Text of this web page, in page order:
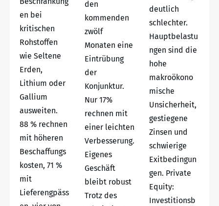
en bei
kritischen
Rohstoffen
wie Seltene
Erden,
Lithium oder
Gallium
ausweiten.
88 % rechnen
mit höheren
Beschaffungs
kosten, 71 %
mit
Lieferengpäss
den
kommenden
zwölf
Monaten eine
Eintrübung
der
Konjunktur.
Nur 17%
rechnen mit
einer leichten
Verbesserung.
Eigenes
Geschäft
bleibt robust
Trotz des
deutlich
schlechter.
Hauptbelastu
ngen sind die
hohe
makroökono
mische
Unsicherheit,
gestiegene
Zinsen und
schwierige
Exitbedingun
gen. Private
Equity:
Investitionsb